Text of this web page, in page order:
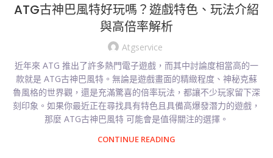
ATG古神巴風特好玩嗎？遊戲特色、玩法介紹
與高倍率解析
Atgservice
近年來 ATG 推出了許多熱門電子遊戲，而其中討論度相當高的一
款就是 ATG古神巴風特。無論是遊戲畫面的精緻程度、神秘克蘇
魯風格的世界觀，還是充滿驚喜的倍率玩法，都讓不少玩家留下深
刻印象。如果你最近正在尋找具有特色且具備高爆發潛力的遊戲，
那麼 ATG古神巴風特 可能會是值得關注的選擇。
CONTINUE READING